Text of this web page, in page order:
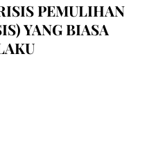
PEMULIHAN
YANG BIASA